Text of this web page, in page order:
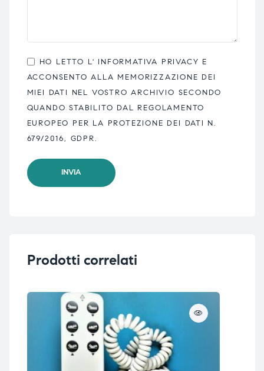
HO LETTO L' INFORMATIVA PRIVACY E
ACCONSENTO ALLA MEMORIZZAZIONE DEI
MIEI DATI NEL VOSTRO ARCHIVIO SECONDO
QUANDO STABILITO DAL REGOLAMENTO
EUROPEO PER LA PROTEZIONE DEI DATI N.
679/2016, GDPR.
Prodotti correlati